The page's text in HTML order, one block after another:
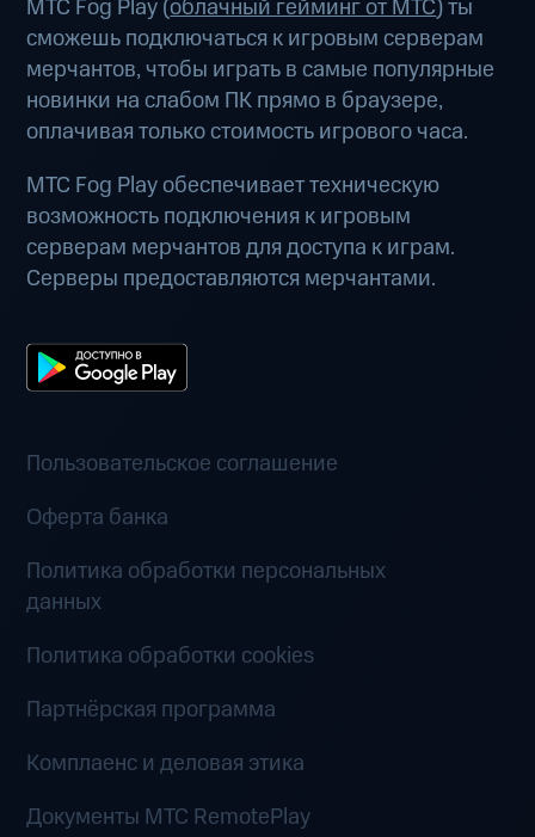
МТС Fog Play (облачный гейминг от МТС) ты
сможешь подключаться к игровым серверам
мерчантов, чтобы играть в самые популярные
новинки на слабом ПК прямо в браузере,
оплачивая только стоимость игрового часа.
МТС Fog Play обеспечивает техническую
возможность подключения к игровым
серверам мерчантов для доступа к играм.
Серверы предоставляются мерчантами.
Пользовательское соглашение
Оферта банка
Политика обработки персональных
данных
Политика обработки cookies
Партнёрская программа
Комплаенс и деловая этика
Документы MTC RemotePlay